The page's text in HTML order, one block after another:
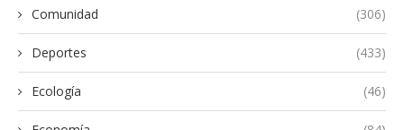
Comunidad (306)
Deportes (433)
Ecología (46)